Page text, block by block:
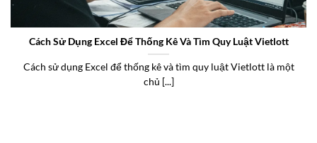
Cách Sử Dụng Excel Để Thống Kê Và Tìm Quy Luật Vietlott
Cách sử dụng Excel để thống kê và tìm quy luật Vietlott là một
chủ [...]